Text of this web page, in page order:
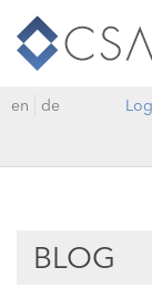
en de
BLOG